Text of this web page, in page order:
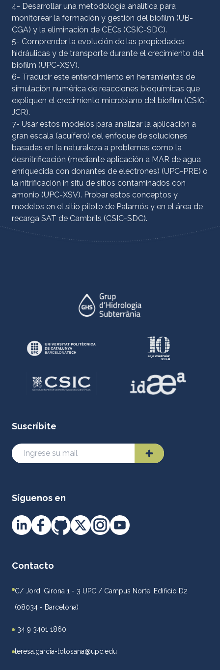
4- Desarrollar una metodología analítica para
monitorear la formación y gestión del biofilm (UB-
CGA) y la eliminación de CECs (CSIC-SDC).
5- Comprender la evolución de las propiedades
hidráulicas y de transporte durante el crecimiento del
biofilm (UPC-XSV).
6- Traducir este entendimiento en herramientas de
simulación numérica de reacciones bioquímicas que
expliquen el crecimiento microbiano del biofilm (CSIC-
JCR).
7- Usar estos modelos para analizar la aplicación a
gran escala (acuífero) del enfoque de soluciones
basadas en la naturaleza a problemas como la
desnitrificación (mediante aplicación a MAR de agua
enriquecida con donantes de electrones) (UPC-PRE) o
la nitrificación in situ de sitios contaminados con
amonio (UPC-XSV). Probar estos conceptos y
modelos en el sitio piloto de Palamós y en el área de
recarga SAT de Cambrils (CSIC-SDC).
Suscríbite
Síguenos en
Contacto
C/ Jordi Girona 1 - 3 UPC / Campus Norte, Edificio D2
(08034 - Barcelona)
+34 9 3401 1860
teresa.garcia-tolosana@upc.edu